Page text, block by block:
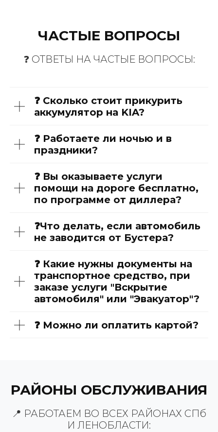
ЧАСТЫЕ ВОПРОСЫ
❓ ОТВЕТЫ НА ЧАСТЫЕ ВОПРОСЫ:
❓ Сколько стоит прикурить
аккумулятор на KIA?
❓ Работаете ли ночью и в
праздники?
❓ Вы оказываете услуги
помощи на дороге бесплатно,
по программе от диллера?
❓Что делать, если автомобиль
не заводится от Бустера?
❓ Какие нужны документы на
транспортное средство, при
заказе услуги "Вскрытие
автомобиля" или "Эвакуатор"?
❓ Можно ли оплатить картой?
РАЙОНЫ ОБСЛУЖИВАНИЯ
📍 РАБОТАЕМ ВО ВСЕХ РАЙОНАХ СПб
И ЛЕНОБЛАСТИ: